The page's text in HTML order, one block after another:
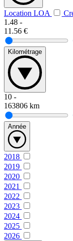
Location LOA
1.48 -
11.56 €
Kilométrage
10 -
163806 km
Année
2018
2019
2020
2021
2022
2023
2024
2025
2026